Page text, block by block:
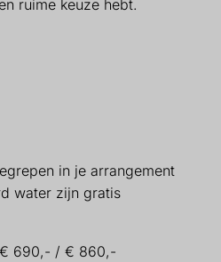
ruime keuze hebt.
in je arrangement
water zijn gratis
€ 690,- / € 860,-